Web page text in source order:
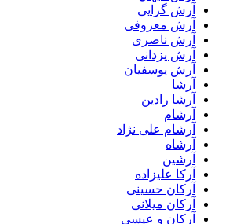
آرش گرایی
آرش معروفی
آرش ناصری
آرش یزدانی
آرش یوسفیان
آرشا
آرشا رادین
آرشام
آرشام علی نژاد
آرشاه
آرشین
آرکا علیزاده
آرکان حسینی
آرکان میلانی
آرکان و عیسی